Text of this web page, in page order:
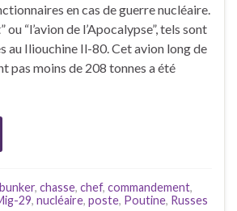
en cas de guerre nucléaire.
ou “l’avion de l’Apocalypse”, tels sont
au Iliouchine Il-80. Cet avion long de
pas moins de 208 tonnes a été
bunker, chasse, chef, commandement,
29, nucléaire, poste, Poutine, Russes